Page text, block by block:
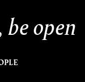
open